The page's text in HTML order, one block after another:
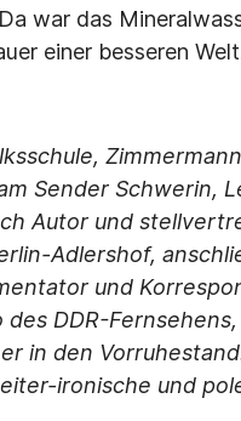
war das
einer besseren
Sender Schwerin,
Autor und
Adlershof,
und
des DDR-
in den
ironische und